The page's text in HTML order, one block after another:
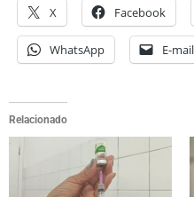
X Facebook
WhatsApp E-mail
Relacionado